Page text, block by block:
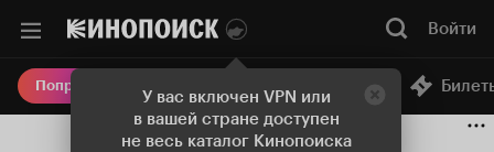
У вас включен VPN или
в вашей стране доступен
не весь каталог Кинопоиска
Войти
Попробовать Плюс Онлайн-кинотеатр